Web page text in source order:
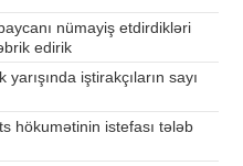
nümayiş etdirdikləri
edirik
iştirakçıların sayı
hökumətinin istefası tələb